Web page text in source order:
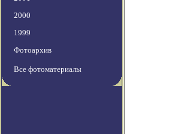
2000
1999
Фотоархив
Все фотоматериалы